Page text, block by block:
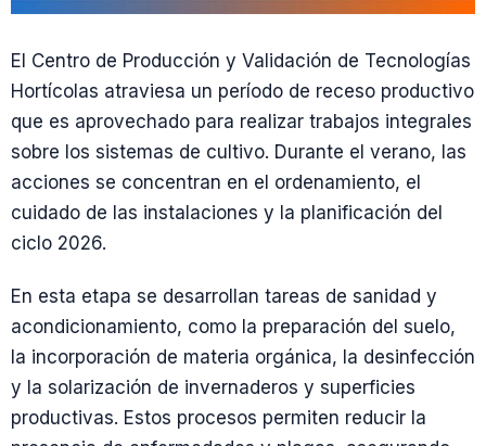
El Centro de Producción y Validación de Tecnologías
Hortícolas atraviesa un período de receso productivo
que es aprovechado para realizar trabajos integrales
sobre los sistemas de cultivo. Durante el verano, las
acciones se concentran en el ordenamiento, el
cuidado de las instalaciones y la planificación del
ciclo 2026.
En esta etapa se desarrollan tareas de sanidad y
acondicionamiento, como la preparación del suelo,
la incorporación de materia orgánica, la desinfección
y la solarización de invernaderos y superficies
productivas. Estos procesos permiten reducir la